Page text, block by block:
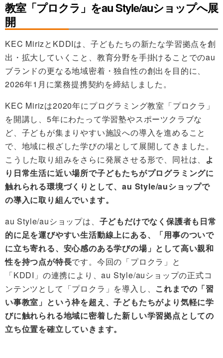
教室「プロクラ」をau Style/auショップへ展
開
KEC MirizとKDDIは、子どもたちの新たな学習拠点を創
出・拡大していくこと、教育分野を手掛けることでのau
ブランドの更なる地域密着・独自性の創出を目的に、
2026年1月に業務提携契約を締結しました。
KEC Mirizは2020年にプログラミング教室「プロクラ」
を開講し、5年にわたって学習塾やスポーツクラブな
ど、子どもが集まりやすい施設への導入を進めること
で、地域に根ざした学びの場として展開してきました。
こうした取り組みをさらに発展させる形で、同社は、 よ
り日常生活に近い場所で子どもたちがプログラミングに
触れられる環境づくりとして、au Style/auショップで
の導入に取り組んでいます。
au Style/auショップは、 子どもだけでなく保護者も日常
的に足を運びやすい生活動線上にある、「用事のついで
に立ち寄れる、安心感のある学びの場」として高い親和
性を持つ点が特長です。今回の「プロクラ」と
「KDDI」の連携により、au Style/auショップの正式コ
ンテンツとして「プロクラ」を導入し、 これまでの「習
い事教室」という枠を超え、子どもたちがより気軽に学
びに触れられる地域に密着した新しい学習拠点としての
立ち位置を確立していきます。